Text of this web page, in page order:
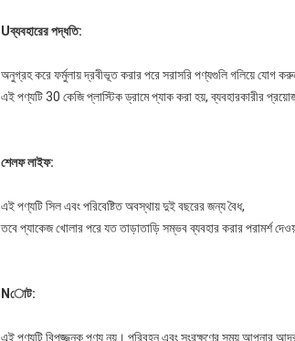
Uব্যবহারের পদ্ধতি:
অনুগ্রহ করে ফর্মুলায় দ্রবীভূত করার পরে সরাসরি পণ্যগুলি গলিয়ে যোগ
এই পণ্যটি 30 কেজি প্লাস্টিক ড্রামে প্যাক করা হয়, ব্যবহারকারীর
শেলফ লাইফ:
এই পণ্যটি সিল এবং পরিবেষ্টিত অবস্থায় দুই বছরের জন্য বৈধ,
তবে প্যাকেজ খোলার পরে যত তাড়াতাড়ি সম্ভব ব্যবহার করার পরামর্শ
Nোট:
এই পণ্যটি বিপজ্জনক পণ্য নয়। পরিবহন এবং সংরক্ষণের সময় আপনার